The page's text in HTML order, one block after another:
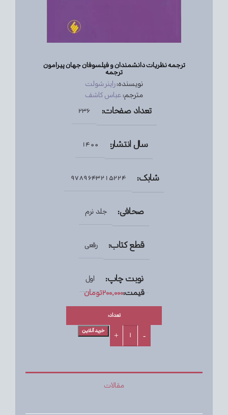
ترجمه نظریات دانشمندان و فیلسوفان جهان پیرامون
ترجمه
نویسنده:راینر شولت
مترجم:عباس کاشف
تعداد صفحات: 236
سال انتشار: 1400
شابک: 9789643215224
صحافی: جلد نرم
قطع کتاب: رقعی
نوبت چاپ: اول
قیمت:۲۰۰,۰۰۰تومان
تعداد:
خرید آنلاین
مقالات